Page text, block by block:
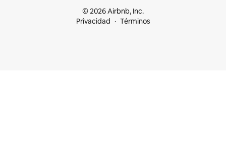
© 2026 Airbnb, Inc.
Privacidad
Términos